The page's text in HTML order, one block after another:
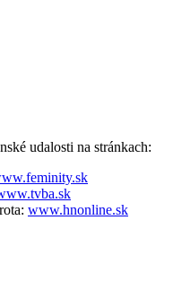
udalosti na stránkach:
www.hnonline.sk